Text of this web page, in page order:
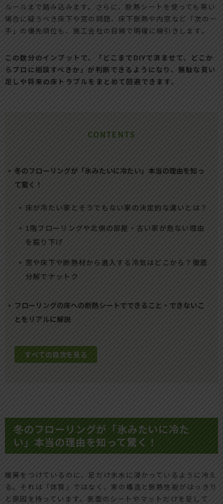
ルールまで踏み込みます。さらに、断熱シートを使っても寒い
場合に疑うべき床下や窓の問題、床下断熱や内窓など「次の一
手」の優先順位も、施工会社の目線で明確に線引きします。
この数分のインプットで、「どこまでDIYで済ませて、どこか
らプロに相談すべきか」が判断できるようになり、無駄な買い
足しや将来の床トラブルをまとめて回避できます。
CONTENTS
冬のフローリングが「氷みたいに冷たい」本当の理由を知っ
て驚く！
床が冷たい家とそうでもない家の決定的な違いとは？
1階フローリングや北側の部屋・古い家が危ない理由
を掘り下げ
窓や床下や断熱材から進入する冷気はどこから？徹底
分解でナットク
フローリングの床への断熱シートでできること・できないこ
とをリアルに解説
すべての目次を見る
冬のフローリングが「氷みたいに冷た
い」本当の理由を知って驚く！
暖房をつけているのに、足だけ氷水に浸かっているように冷え
る。それは「体質」ではなく、家の構造と断熱性能がはっきり
と原因を持っています。表面のシートやマットだけを足して